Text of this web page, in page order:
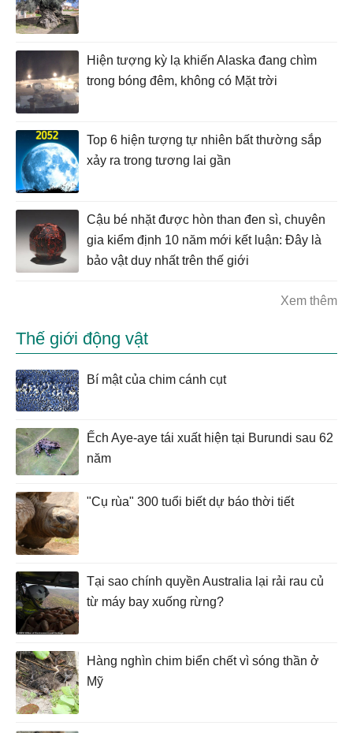
Hiện tượng kỳ lạ khiến Alaska đang chìm
trong bóng đêm, không có Mặt trời
Top 6 hiện tượng tự nhiên bất thường sắp
xảy ra trong tương lai gần
Cậu bé nhặt được hòn than đen sì, chuyên
gia kiểm định 10 năm mới kết luận: Đây là
bảo vật duy nhất trên thế giới
Xem thêm
Thế giới động vật
Bí mật của chim cánh cụt
Ếch Aye-aye tái xuất hiện tại Burundi sau 62
năm
"Cụ rùa" 300 tuổi biết dự báo thời tiết
Tại sao chính quyền Australia lại rải rau củ
từ máy bay xuống rừng?
Hàng nghìn chim biển chết vì sóng thần ở
Mỹ